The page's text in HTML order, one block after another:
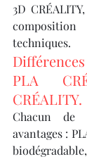
3D
techniques.
PLA
CRÉALITY.
Chacun de
avantages :